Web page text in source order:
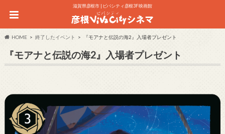
滋賀県彦根市 | ビバシティ彦根3F 映画館
HOME 終了したイベント 『モアナと伝説の海2』入場者プレゼント
『モアナと伝説の海2』入場者プレゼント